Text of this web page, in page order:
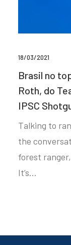
18/03/2021
Brasil no
Roth, do
IPSC
Talking to
the
forest
It’s…